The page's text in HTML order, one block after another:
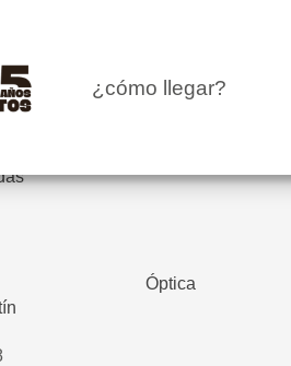
¿cómo llegar?
Óptica